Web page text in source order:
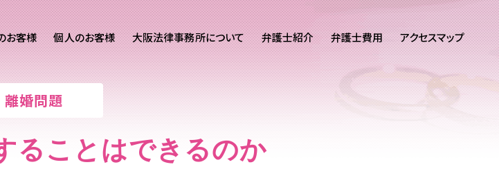
お客様 個人のお客様
刑事事件
大阪法律事務所について 弁護士紹介 弁護士費用 アクセスマップ
離婚問題
ることはできるのか